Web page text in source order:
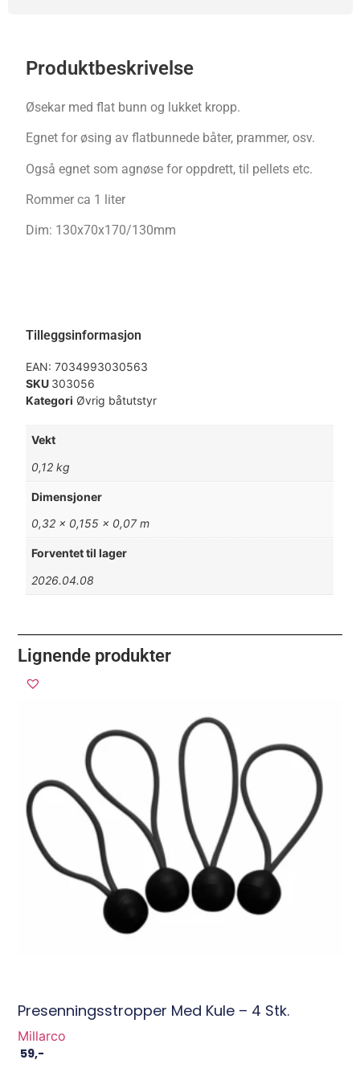
Produktbeskrivelse
Øsekar med flat bunn og lukket kropp.
Egnet for øsing av flatbunnede båter, prammer, osv.
Også egnet som agnøse for oppdrett, til pellets etc.
Rommer ca 1 liter
Dim: 130x70x170/130mm
Tilleggsinformasjon
EAN:7034993030563
SKU 303056
Kategori Øvrig båtutstyr
Vekt
0,12 kg
Dimensjoner
0,32 × 0,155 × 0,07 m
Forventet til lager
2026.04.08
Lignende produkter
Presenningsstropper Med Kule – 4 Stk.
Millarco
59,-